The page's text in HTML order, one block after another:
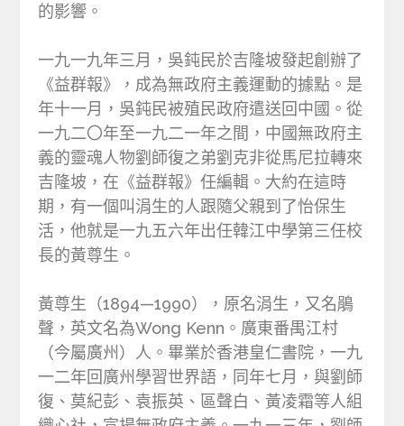
的影響。
一九一九年三月，吳鈍民於吉隆坡發起創辦了
《益群報》，成為無政府主義運動的據點。是
年十一月，吳鈍民被殖民政府遣送回中國。從
一九二〇年至一九二一年之間，中國無政府主
義的靈魂人物劉師復之弟劉克非從馬尼拉轉來
吉隆坡，在《益群報》任編輯。大約在這時
期，有一個叫涓生的人跟隨父親到了怡保生
活，他就是一九五六年出任韓江中學第三任校
長的黃尊生。
黃尊生（1894—1990），原名涓生，又名鵑
聲，英文名為Wong Kenn。廣東番禺江村
（今屬廣州）人。畢業於香港皇仁書院，一九
一二年回廣州學習世界語，同年七月，與劉師
復、莫紀彭、袁振英、區聲白、黃凌霜等人組